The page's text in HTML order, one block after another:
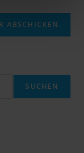
SUCHEN